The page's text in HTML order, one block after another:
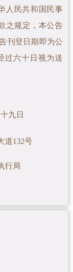
人民共和国民事
之规定，本公告
刊登日期即为公
过六十日视为送
九日
道132号
行局